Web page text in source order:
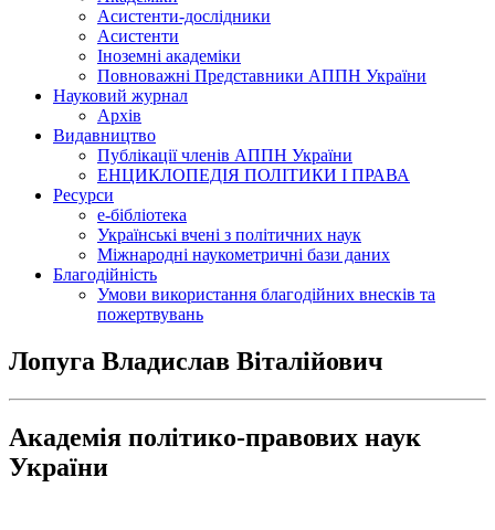
Асистенти-дослідники
Асистенти
Іноземні академіки
Повноважні Представники АППН України
Науковий журнал
Архів
Видавництво
Публікації членів АППН України
ЕНЦИКЛОПЕДІЯ ПОЛІТИКИ І ПРАВА
Ресурси
е-бібліотека
Українські вчені з політичних наук
Міжнародні наукометричні бази даних
Благодійність
Умови використання благодійних внесків та
пожертвувань
Лопуга Владислав Віталійович
Академія політико-правових наук
України